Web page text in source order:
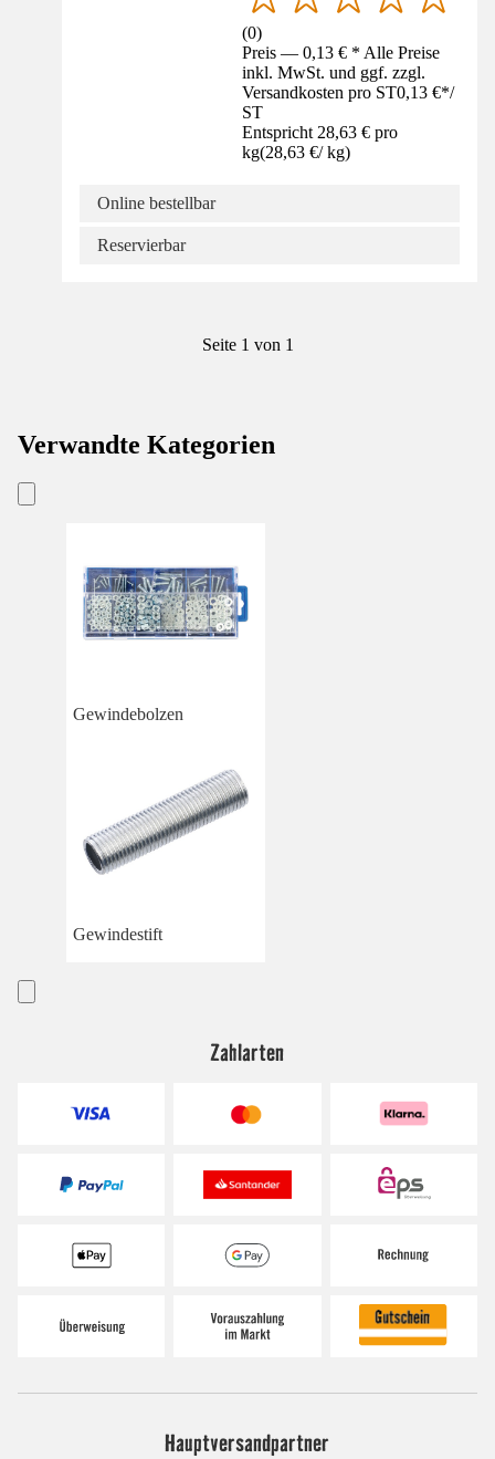
(0)
Preis — 0,13 € * Alle Preise
inkl. MwSt. und ggf. zzgl.
Versandkosten pro ST0,13 €*/
ST
Entspricht 28,63 € pro
kg(28,63 €/ kg)
Online bestellbar
Reservierbar
Seite 1 von 1
Verwandte Kategorien
Gewindebolzen
Gewindestift
Zahlarten
Hauptversandpartner